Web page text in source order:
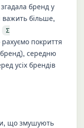
бренд у
важить більше,
Σ
покриття
бренд), середню
усіх брендів
що змушують